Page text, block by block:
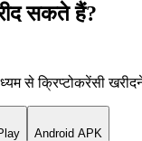
सकते हैं?
से क्रिप्टोकरेंसी
Android APK